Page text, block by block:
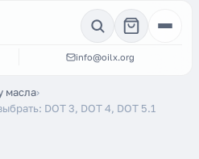
info@oilx.org
масла›
DOT 3, DOT 4, DOT 5.1